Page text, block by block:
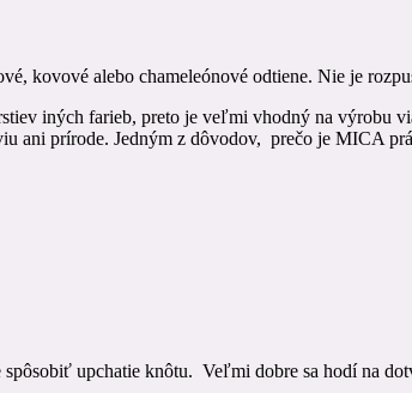
kovové alebo chameleónové odtiene. Nie je
iných farieb, preto je veľmi vhodný na výrobu
ani prírode. Jedným z dôvodov, prečo je MICA
upchatie knôtu. Veľmi dobre sa hodí na